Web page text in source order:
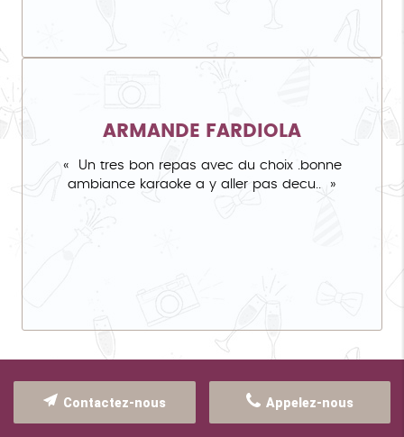
ARMANDE FARDIOLA
Un tres bon repas avec du choix .bonne
ambiance karaoke a y aller pas decu..
Appelez-nous
Contactez-nous